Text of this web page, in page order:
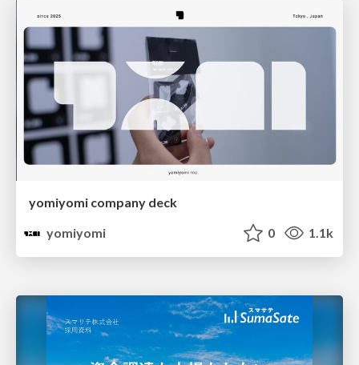
yomiyomi company deck
yomiyomi
0 1.1k